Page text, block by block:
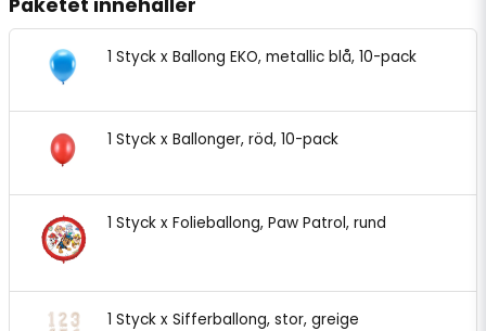
Paketet innehåller
1 Styck x Ballong EKO, metallic blå, 10-pack
1 Styck x Ballonger, röd, 10-pack
1 Styck x Folieballong, Paw Patrol, rund
1 Styck x Sifferballong, stor, greige